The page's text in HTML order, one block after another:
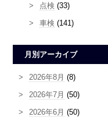
点検 (33)
車検 (141)
月別アーカイブ
2026年8月 (8)
2026年7月 (50)
2026年6月 (50)